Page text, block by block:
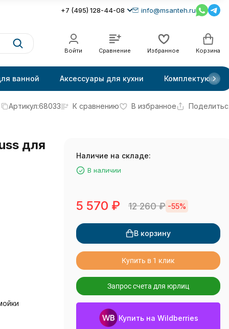
+7 (495) 128-44-08 info@msanteh.ru
Войти Сравнение Избранное Корзина
ванной Аксессуары для кухни Комплектующие
Артикул:68033 К сравнению В избранное
для
Наличие на складе:
В наличии
5 570 ₽ 12 260₽ -55%
В корзину
Купить в 1 клик
Запрос счета для юрлиц
Купить на Wildberries